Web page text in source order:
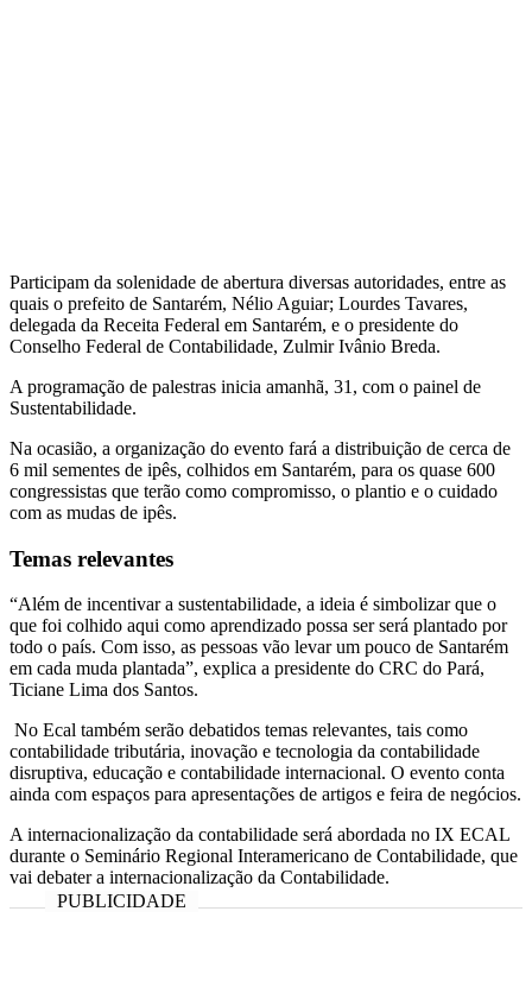
Participam da solenidade de abertura diversas autoridades, entre as
quais o prefeito de Santarém, Nélio Aguiar; Lourdes Tavares,
delegada da Receita Federal em Santarém, e o presidente do
Conselho Federal de Contabilidade, Zulmir Ivânio Breda.
A programação de palestras inicia amanhã, 31, com o painel de
Sustentabilidade.
Na ocasião, a organização do evento fará a distribuição de cerca de
6 mil sementes de ipês, colhidos em Santarém, para os quase 600
congressistas que terão como compromisso, o plantio e o cuidado
com as mudas de ipês.
Temas relevantes
“Além de incentivar a sustentabilidade, a ideia é simbolizar que o
que foi colhido aqui como aprendizado possa ser será plantado por
todo o país. Com isso, as pessoas vão levar um pouco de Santarém
em cada muda plantada”, explica a presidente do CRC do Pará,
Ticiane Lima dos Santos.
No Ecal também serão debatidos temas relevantes, tais como
contabilidade tributária, inovação e tecnologia da contabilidade
disruptiva, educação e contabilidade internacional. O evento conta
ainda com espaços para apresentações de artigos e feira de negócios.
A internacionalização da contabilidade será abordada no IX ECAL
durante o Seminário Regional Interamericano de Contabilidade, que
vai debater a internacionalização da Contabilidade.